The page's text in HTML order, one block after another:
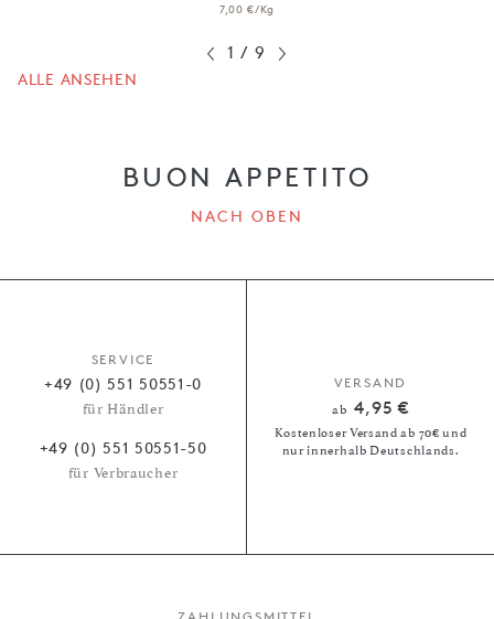
7,00 €/Kg
1 / 9
ALLE ANSEHEN
BUON APPETITO
NACH OBEN
SERVICE
+49 (0) 551 50551-0
für Händler
+49 (0) 551 50551-50
für Verbraucher
VERSAND
ab 4,95 €
Kostenloser Versand ab 70€ und
nur innerhalb Deutschlands.